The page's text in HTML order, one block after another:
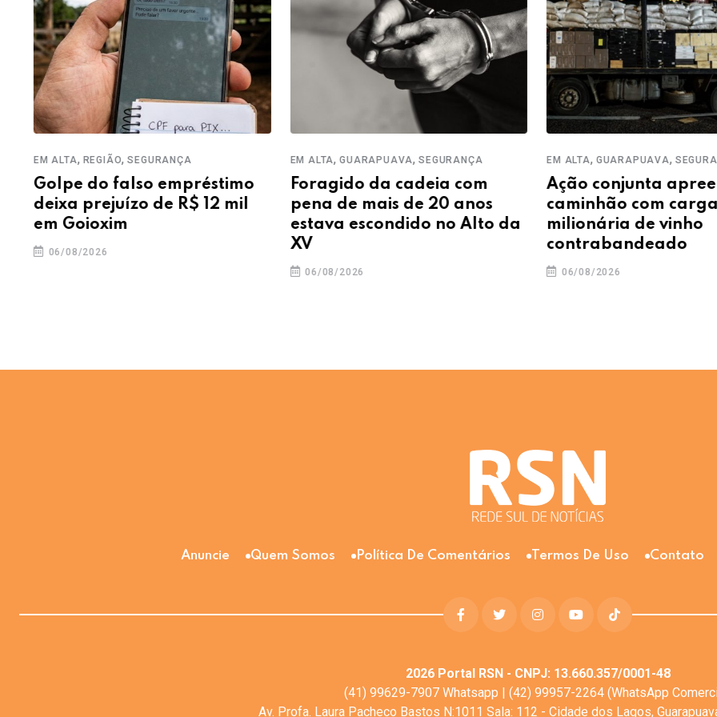
EM ALTA,REGIÃO,SEGURANÇA
Golpe do falso empréstimo
deixa prejuízo de R$ 12 mil
em Goioxim
06/08/2026
EM ALTA,GUARAPUAVA,SEGURANÇA
Foragido da cadeia com
pena de mais de 20 anos
estava escondido no Alto da
XV
06/08/2026
EM ALTA,GUARAPUAVA,
Ação conjunta
caminhão com carga
milionária de vinho
contrabandeado
06/08/2026
Anuncie Quem Somos Política De Comentários Termos De Uso Contato
2026Portal RSN - CNPJ: 13.660.357/0001-48
(41) 99629-7907 Whatsapp | (42) 99957-2264 (WhatsApp
Av. Profa. Laura Pacheco Bastos N:1011 Sala: 112 - Cidade dos Lagos,